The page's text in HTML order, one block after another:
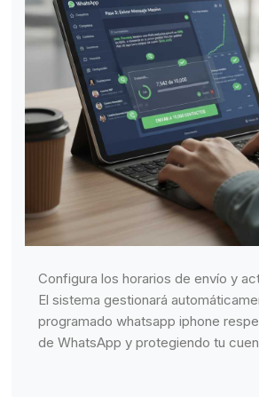
Configura los horarios de envío y
El sistema gestionará
programado whatsapp iphone
de WhatsApp y protegiendo tu